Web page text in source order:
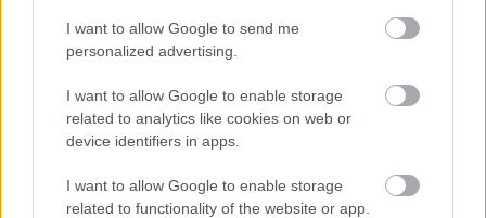
I want to allow Google to send me
personalized advertising.
I want to allow Google to enable storage
related to analytics like cookies on web or
device identifiers in apps.
I want to allow Google to enable storage
related to functionality of the website or app.